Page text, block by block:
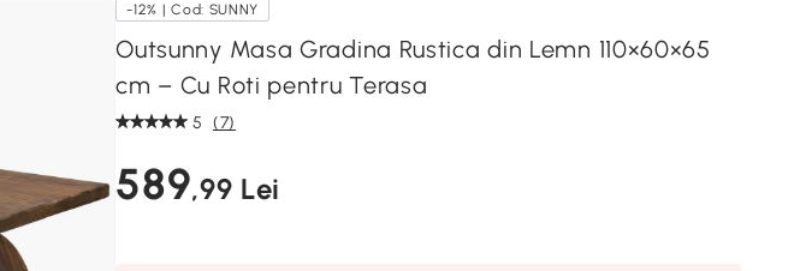
-12% | Cod: SUNNY
Outsunny Masa Gradina Rustica din Lemn 110×60×65
cm – Cu Roti pentru Terasa
5 (7)
589,99 Lei